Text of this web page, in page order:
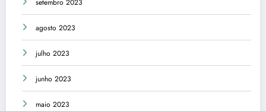
setembro 2023
agosto 2023
julho 2023
junho 2023
maio 2023